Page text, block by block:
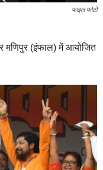
फाइल फोटो
मणिपुर (इंफाल) में आयोजित